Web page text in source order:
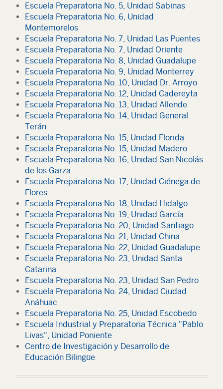
Escuela Preparatoria No. 5, Unidad Sabinas
Escuela Preparatoria No. 6, Unidad
Montemorelos
Escuela Preparatoria No. 7, Unidad Las Puentes
Escuela Preparatoria No. 7, Unidad Oriente
Escuela Preparatoria No. 8, Unidad Guadalupe
Escuela Preparatoria No. 9, Unidad Monterrey
Escuela Preparatoria No. 10, Unidad Dr. Arroyo
Escuela Preparatoria No. 12, Unidad Cadereyta
Escuela Preparatoria No. 13, Unidad Allende
Escuela Preparatoria No. 14, Unidad General
Terán
Escuela Preparatoria No. 15, Unidad Florida
Escuela Preparatoria No. 15, Unidad Madero
Escuela Preparatoria No. 16, Unidad San Nicolás
de los Garza
Escuela Preparatoria No. 17, Unidad Ciénega de
Flores
Escuela Preparatoria No. 18, Unidad Hidalgo
Escuela Preparatoria No. 19, Unidad García
Escuela Preparatoria No. 20, Unidad Santiago
Escuela Preparatoria No. 21, Unidad China
Escuela Preparatoria No. 22, Unidad Guadalupe
Escuela Preparatoria No. 23, Unidad Santa
Catarina
Escuela Preparatoria No. 23, Unidad San Pedro
Escuela Preparatoria No. 24, Unidad Ciudad
Anáhuac
Escuela Preparatoria No. 25, Unidad Escobedo
Escuela Industrial y Preparatoria Técnica "Pablo
Livas", Unidad Poniente
Centro de Investigación y Desarrollo de
Educación Bilingüe